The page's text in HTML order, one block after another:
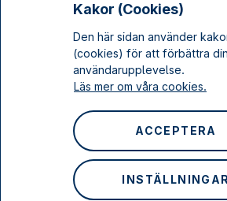
Kakor (Cookies)
Den här sidan använder
(cookies) för att förbättra din
användarupplevelse.
Läs mer om våra cookies.
INSTÄLLNINGAR
ACCEPTERA
Kulturarv Stockholm
Sociala medier
Instagram
LinkedIn
YouTube